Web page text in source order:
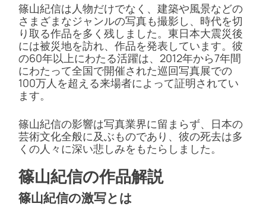
篠山紀信は人物だけでなく、建築や風景などの
さまざまなジャンルの写真も撮影し、時代を切
り取る作品を多く残しました。東日本大震災後
には被災地を訪れ、作品を発表しています。彼
の60年以上にわたる活躍は、2012年から7年間
にわたって全国で開催された巡回写真展での
100万人を超える来場者によって証明されてい
ます。
篠山紀信の影響は写真業界に留まらず、日本の
芸術文化全般に及ぶものであり、彼の死去は多
くの人々に深い悲しみをもたらしました​​​​​​。
篠山紀信の作品解説
篠山紀信の激写とは